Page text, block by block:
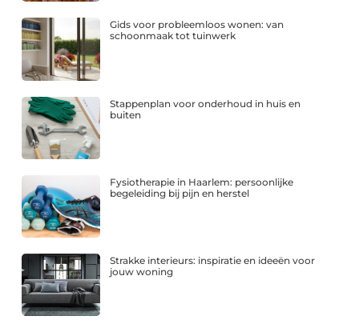
Gids voor probleemloos wonen: van
schoonmaak tot tuinwerk
Stappenplan voor onderhoud in huis en
buiten
Fysiotherapie in Haarlem: persoonlijke
begeleiding bij pijn en herstel
Strakke interieurs: inspiratie en ideeën voor
jouw woning